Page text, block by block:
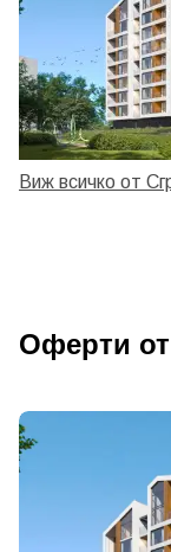
Виж всичко от
Оферти